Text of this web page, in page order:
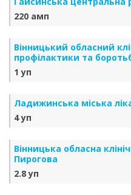
220 амп
Вінницький обласний
профілактики та
1 уп
Ладижинська міська
4 уп
Вінницька обласна
Пирогова
2.8 уп